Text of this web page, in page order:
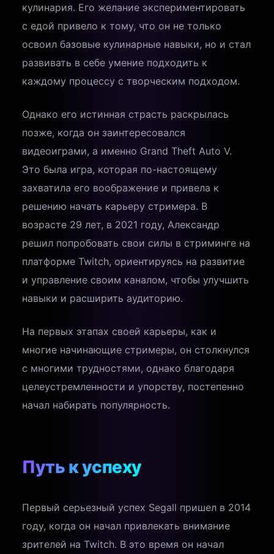
кулинария. Его желание экспериментировать
с едой привело к тому, что он не только
освоил базовые кулинарные навыки, но и стал
развивать в себе умение подходить к
каждому процессу с творческим подходом.
Однако его истинная страсть раскрылась
позже, когда он заинтересовался
видеоиграми, а именно Grand Theft Auto V.
Это была игра, которая по-настоящему
захватила его воображение и привела к
решению начать карьеру стримера. В
возрасте 29 лет, в 2021 году, Александр
решил попробовать свои силы в стриминге на
платформе Twitch, ориентируясь на развитие
и управление своим каналом, чтобы улучшить
навыки и расширить аудиторию.
На первых этапах своей карьеры, как и
многие начинающие стримеры, он столкнулся
с многими трудностями, однако благодаря
целеустремленности и упорству, постепенно
начал набирать популярность.
Путь к успеху
Первый серьезный успех Segall пришел в 2014
году, когда он начал привлекать внимание
зрителей на Twitch. В это время он начал